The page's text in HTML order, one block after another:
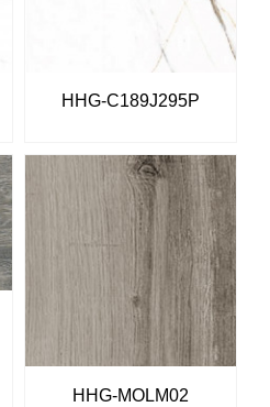
HHG-C189J295P
HHG-MOLM02